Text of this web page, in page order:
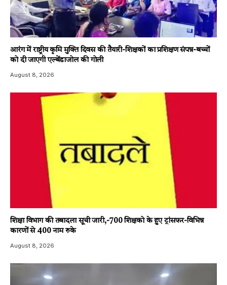
आरंग में राष्ट्रीय कृमि मुक्ति दिवस की तैयारी-शिक्षकों का प्रशिक्षण संपन्न-बच्चों
को दी जाएगी एल्बेंडाजोल की गोली
August 8, 2026
शिक्षा विभाग की तबादला सूची जारी,-700 शिक्षको के हुए ट्रांसफर-विभिन्न
कारणों से 400 नाम रुके
August 8, 2026